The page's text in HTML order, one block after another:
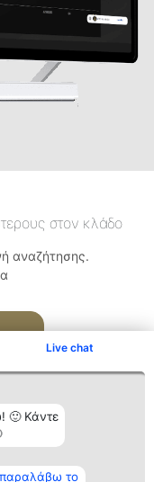
Live chat
🙂 Κάντε
παραλάβω το
στον κλάδο
αναζήτησης.
Επικοινωνία
Επικοινωνία